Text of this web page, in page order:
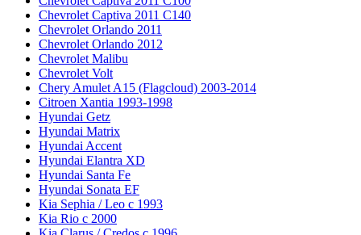
Chevrolet Captiva 2011 C140
Chevrolet Orlando 2011
Chevrolet Orlando 2012
Chevrolet Malibu
Chevrolet Volt
Chery Amulet A15 (Flagcloud) 2003-2014
Citroen Xantia 1993-1998
Hyundai Getz
Hyundai Matrix
Hyundai Accent
Hyundai Elantra XD
Hyundai Santa Fe
Hyundai Sonata EF
Kia Sephia / Leo с 1993
Kia Rio с 2000